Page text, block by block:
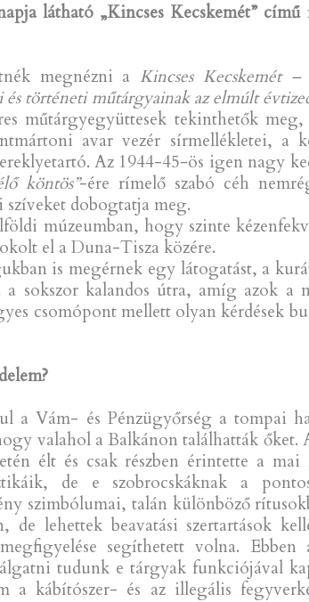
látható „Kincses Kecskemét”
megnézni a Kincses Kecskemét
történeti műtárgyainak az elmúlt
műtárgyegyüttesek tekinthetők
avar vezér sírmellékletei, a
Az 1944-45-ös igen nagy
köntös”-ére rímelő szabó céh
szíveket dobogtatja meg.
múzeumban, hogy szinte
el a Duna-Tisza közére.
is megérnek egy látogatást, a
sokszor kalandos útra, amíg azok a
csomópont mellett olyan kérdések
a Vám- és Pénzügyőrség a tompai
valahol a Balkánon találhatták őket.
élt és csak részben érintette a
de e szobrocskáknak a
szimbólumai, talán különböző
de lehettek beavatási szertartások
segíthetett volna.
tudunk e tárgyak funkciójával
a kábítószer- és az illegális